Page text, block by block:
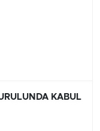
KABUL